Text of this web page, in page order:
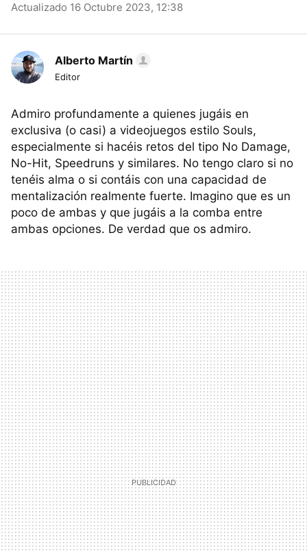
Actualizado 16 Octubre 2023, 12:38
Alberto Martín
Editor
Admiro profundamente a quienes jugáis en
exclusiva (o casi) a videojuegos estilo Souls,
especialmente si hacéis retos del tipo No Damage,
No-Hit, Speedruns y similares. No tengo claro si no
tenéis alma o si contáis con una capacidad de
mentalización realmente fuerte. Imagino que es un
poco de ambas y que jugáis a la comba entre
ambas opciones. De verdad que os admiro.